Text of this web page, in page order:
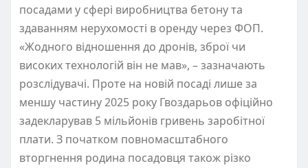
посадами у сфері виробництва бетону та
здаванням нерухомості в оренду через ФОП.
«Жодного відношення до дронів, зброї чи
високих технологій він не мав», – зазначають
розслідувачі. Проте на новій посаді лише за
меншу частину 2025 року Гвоздарьов офіційно
задекларував 5 мільйонів гривень заробітної
плати. З початком повномасштабного
вторгнення родина посадовця також різко